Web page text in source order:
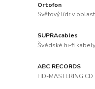
Ortofon
Světový lídr v
SUPRAcables
Švédské hi-fi
ABC RECORDS
HD-MASTERING CD